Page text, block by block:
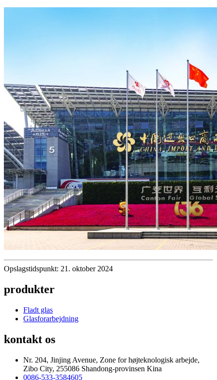
Opslagstidspunkt: 21. oktober 2024
produkter
Fladt glas
Glasforarbejdning
kontakt os
Nr. 204, Jinjing Avenue, Zone for højteknologisk arbejde,
Zibo City, 255086 Shandong-provinsen Kina
0086-533-3584605